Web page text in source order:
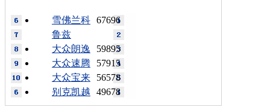
67696
雪佛兰科
鲁兹
59895
大众朗逸
57915
大众速腾
56578
大众宝来
49678
别克凯越